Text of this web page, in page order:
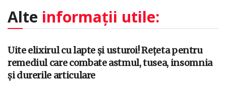
Alte informații utile:
Uite elixirul cu lapte și usturoi! Rețeta pentru
remediul care combate astmul, tusea, insomnia
și durerile articulare